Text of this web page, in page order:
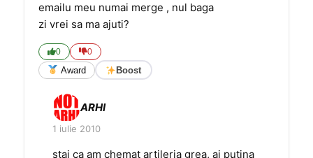
emailu meu numai merge , nul baga
zi vrei sa ma ajuti?
0 0
Award Boost
ARHI
1 iulie 2010
stai ca am chemat artileria grea, ai putina